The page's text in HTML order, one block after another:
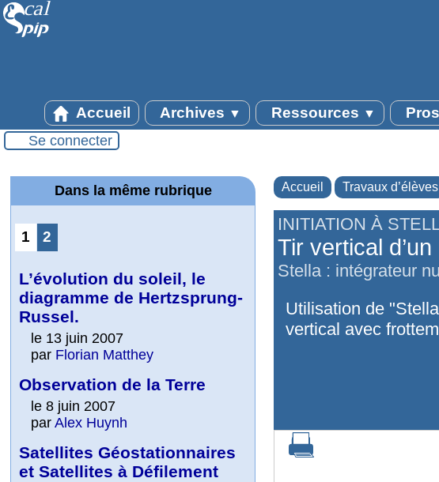
Accueil Archives ▼ Ressources ▼
Se connecter
Accueil Travaux d’élèves
INITIATION À
Tir vertical
Stella : intégrateur
Utilisation de
vertical avec
Dans la même rubrique
1 2
L’évolution du soleil, le
diagramme de Hertzsprung-
Russel.
le 13 juin 2007
par Florian Matthey
Observation de la Terre
le 8 juin 2007
parAlex Huynh
Satellites Géostationnaires
et Satellites à Défilement